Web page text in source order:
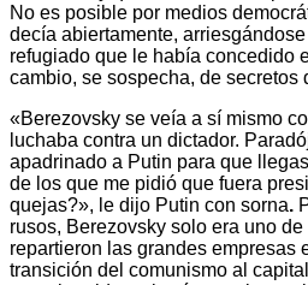
No es posible por medios
decía abiertamente,
refugiado que le había concedido
cambio, se sospecha, de secretos
«Berezovsky se veía a sí mismo
luchaba contra un dictador.
apadrinado a Putin para que
de los que me pidió que fuera
quejas?», le dijo Putin con sorna.
rusos, Berezovsky solo era uno
repartieron las grandes empresas
transición del comunismo al